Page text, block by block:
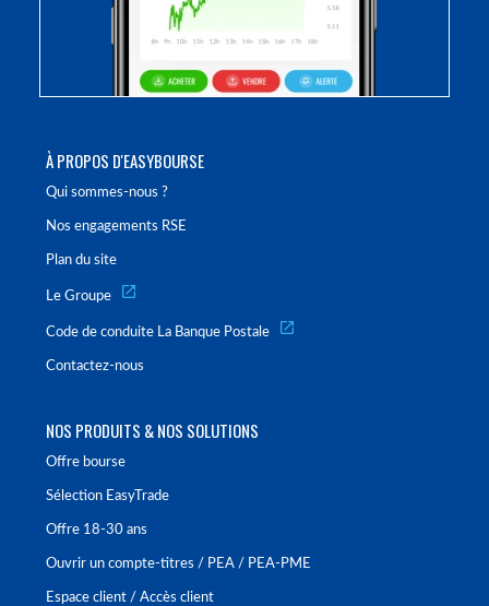
À PROPOS D'EASYBOURSE
Qui sommes-nous ?
Nos engagements RSE
Plan du site
Le Groupe
Code de conduite La Banque Postale
Contactez-nous
NOS PRODUITS & NOS SOLUTIONS
Offre bourse
Sélection EasyTrade
Offre 18-30 ans
Ouvrir un compte-titres / PEA / PEA-PME
Espace client / Accès client